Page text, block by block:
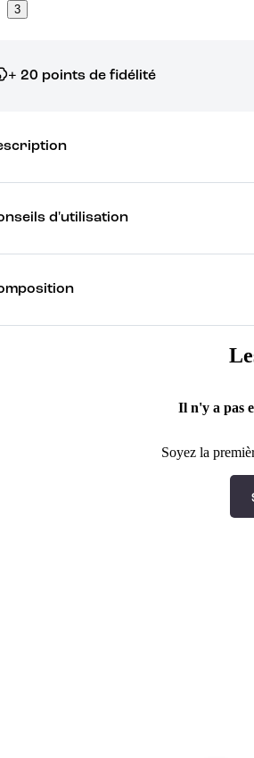
3
+ 20 points de fidélité
d'utilisation
Il n'y a pas
Soyez la